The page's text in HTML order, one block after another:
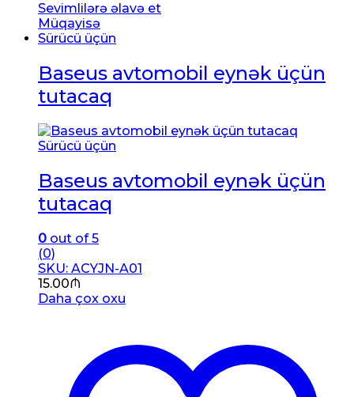
Sevimlilərə əlavə et
Müqayisə
Sürücü üçün
Baseus avtomobil eynək üçün
tutacaq
Sürücü üçün
Baseus avtomobil eynək üçün
tutacaq
0 out of 5
(0)
SKU: ACYJN-A01
15.00₼
Daha çox oxu